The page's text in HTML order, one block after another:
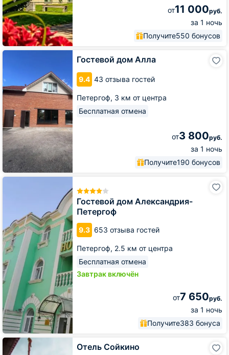
от11 000руб.
за 1 ночь
Получите550 бонусов
Гостевой дом Алла
9.4 43 отзыва гостей
Петергоф, 3 км от центра
Бесплатная отмена
от3 800руб.
за 1 ночь
Получите190 бонусов
Гостевой
Гостевой дом Александрия-
Петергоф
9.3 653 отзыва гостей
Петергоф, 2.5 км от центра
Бесплатная отмена
Завтрак включён
от7 650руб.
за 1 ночь
Получите383 бонуса
Гостевой
Отель Сойкино
Отель
Сойкино